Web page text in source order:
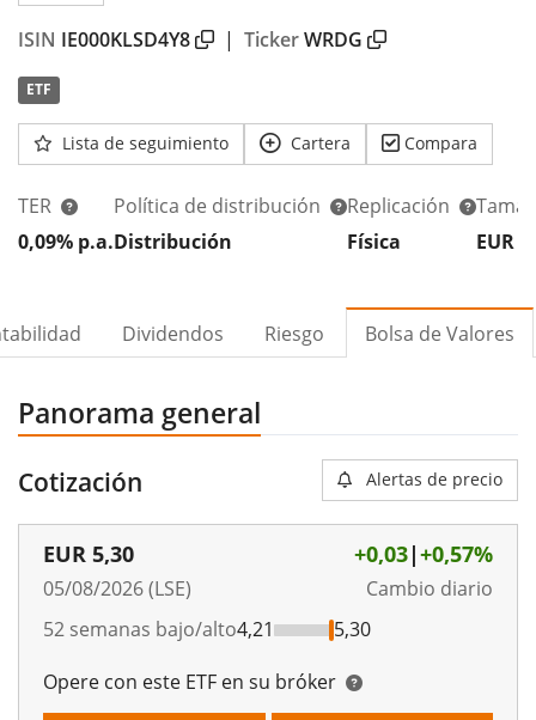
ISIN IE000KLSD4Y8 | TickerWRDG
ETF
Lista de seguimiento Cartera Compara
TER
0,09% p.a.
Política de distribución
Distribución
Replicación
Física
EUR
Dividendos Riesgo Bolsa de Valores
Panorama general
Cotización Alertas de precio
EUR 5,30
05/08/2026 (LSE)
+0,03|+0,57%
Cambio diario
52 semanas bajo/alto4,21
5,30
Opere con este ETF en su bróker